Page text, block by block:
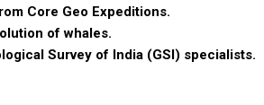
Core Geo Expeditions.
of whales.
Survey of India (GSI) specialists.